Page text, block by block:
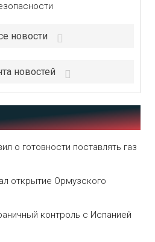
новости
новостей
о готовности поставлять газ
открытие Ормузского
контроль с Испанией